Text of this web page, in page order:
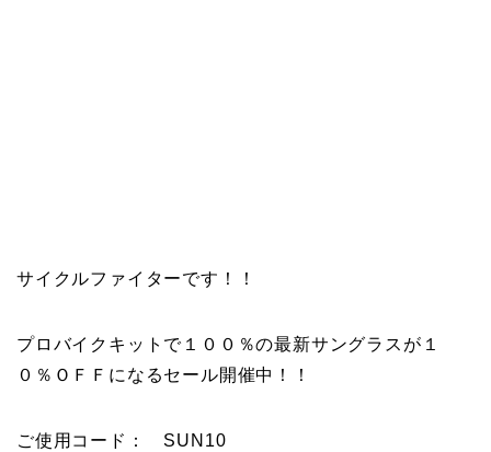
サイクルファイターです！！
プロバイクキットで１００％の最新サングラスが１
０％ＯＦＦになるセール開催中！！
ご使用コード： SUN10